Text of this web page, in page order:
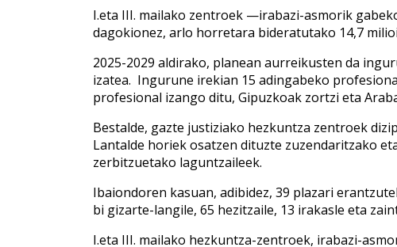
I.eta III. mailako zentroek —irabazi-asmorik
dagokionez, arlo horretara bideratutako 14,7
2025-2029 aldirako, planean aurreikusten da
izatea. Ingurune irekian 15 adingabeko
profesional izango ditu, Gipuzkoak zortzi eta
Bestalde, gazte justiziako hezkuntza zentroek
Lantalde horiek osatzen dituzte zuzendaritzako
zerbitzuetako laguntzaileek.
Ibaiondoren kasuan, adibidez, 39 plazari
bi gizarte-langile, 65 hezitzaile, 13 irakasle eta
I.eta III. mailako hezkuntza-zentroek, irabazi-